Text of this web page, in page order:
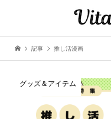
記事 推し活漫画
グッズ＆アイテム